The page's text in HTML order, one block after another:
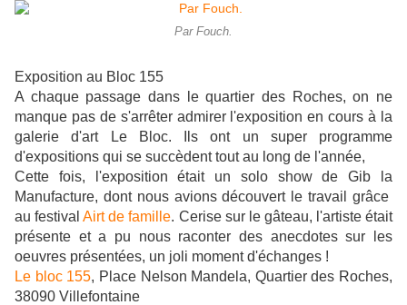
Par Fouch.
Exposition au Bloc 155
A chaque passage dans le quartier des Roches, on ne
manque pas de s'arrêter admirer l'exposition en cours à la
galerie d'art Le Bloc. Ils ont un super programme
d'expositions qui se succèdent tout au long de l'année,
Cette fois, l'exposition était un solo show de Gib la
Manufacture, dont nous avions découvert le travail grâce
au festivalAirt de famille. Cerise sur le gâteau, l'artiste était
présente et a pu nous raconter des anecdotes sur les
oeuvres présentées, un joli moment d'échanges !
Le bloc 155, Place Nelson Mandela, Quartier des Roches,
38090 Villefontaine